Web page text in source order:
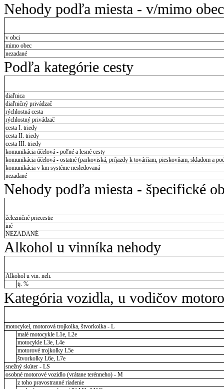
Nehody podľa miesta - v/mimo obec
v obci
mimo obec
nezadané
Podľa kategórie cesty
diaľnica
diaľničný privádzač
rýchlostná cesta
rýchlostný privádzač
cesta I. triedy
cesta II. triedy
cesta III. triedy
komunikácia účelová - poľné a lesné cesty
komunikácia účelová - ostatné (parkoviská, príjazdy k továrňam, pieskovňam, skladom a
komunikácia v km systéme nesledovaná
nezadané
Nehody podľa miesta - špecifické
železničné priecestie
iné
NEZADANÉ
Alkohol u vinníka nehody
Alkohol u vin. neh.
tj. %
Kategória vozidla, u vodičov
motocykel, motorová trojkolka, štvorkolka - L
malé motocykle L1e, L2e
motocykle L3e, L4e
motorové trojkolky L5e
štvorkolky L6e, L7e
snežný skúter - LS
osobné motorové vozidlo (vrátane terénneho) - M
z toho pravostranné riadenie